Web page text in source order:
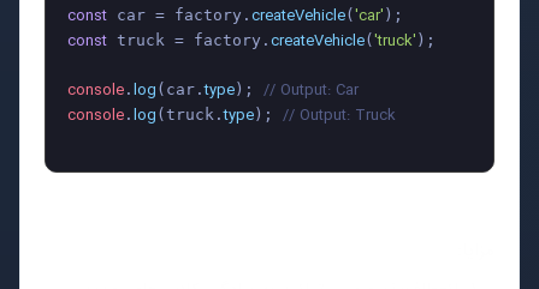
const car = factory. createVehicle( 'car'
const truck = factory. createVehicle( 'truck' );
console . log (car.type ); // Output: Car
console . log (truck.type ); // Output: Truck